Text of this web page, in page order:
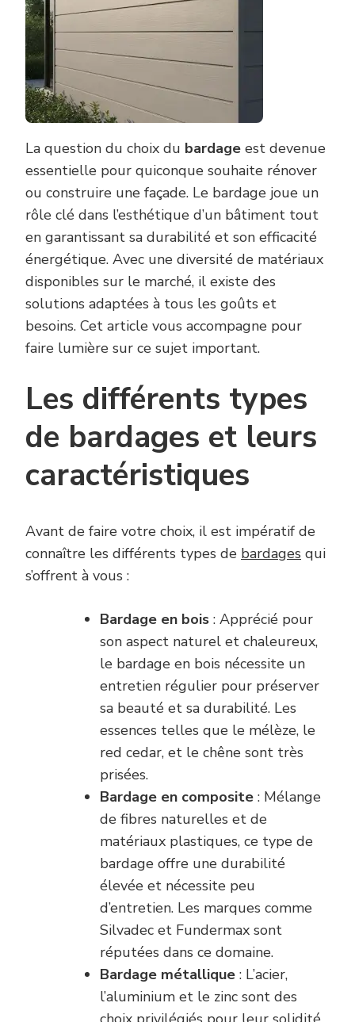
La question du choix du bardage est devenue
essentielle pour quiconque souhaite rénover
ou construire une façade. Le bardage joue un
rôle clé dans l’esthétique d’un bâtiment tout
en garantissant sa durabilité et son efficacité
énergétique. Avec une diversité de matériaux
disponibles sur le marché, il existe des
solutions adaptées à tous les goûts et
besoins. Cet article vous accompagne pour
faire lumière sur ce sujet important.
Les différents types
de bardages et leurs
caractéristiques
Avant de faire votre choix, il est impératif de
connaître les différents types de bardages qui
s’offrent à vous :
Bardage en bois : Apprécié pour
son aspect naturel et chaleureux,
le bardage en bois nécessite un
entretien régulier pour préserver
sa beauté et sa durabilité. Les
essences telles que le mélèze, le
red cedar, et le chêne sont très
prisées.
Bardage en composite : Mélange
de fibres naturelles et de
matériaux plastiques, ce type de
bardage offre une durabilité
élevée et nécessite peu
d’entretien. Les marques comme
Silvadec et Fundermax sont
réputées dans ce domaine.
Bardage métallique : L’acier,
l’aluminium et le zinc sont des